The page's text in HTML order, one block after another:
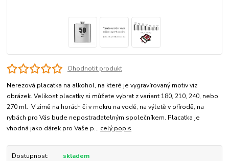
Ohodnotit produkt
Nerezová placatka na alkohol, na které je vygravírovaný motiv viz
obrázek. Velikost placatky si můžete vybrat z variant 180, 210, 240, nebo
270 ml. V zimě na horách či v mokru na vodě, na výletě v přírodě, na
rybách pro Vás bude nepostradatelným společníkem. Placatka je
vhodná jako dárek pro Vaše p... celý popis
Dostupnost:
skladem